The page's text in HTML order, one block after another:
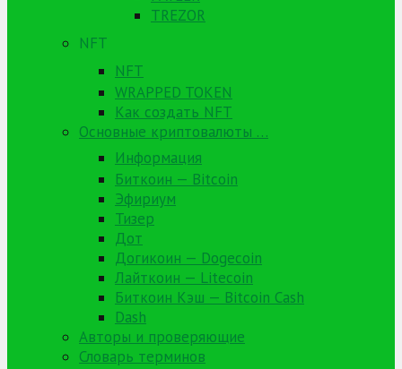
TREZOR
NFT
NFT
WRAPPED TOKEN
Как создать NFT
Основные криптовалюты …
Информация
Биткоин — Bitcoin
Эфириум
Тизер
Дот
Догикоин — Dogecoin
Лайткоин — Litecoin
Биткоин Кэш — Bitcoin Cash
Dash
Авторы и проверяющие
Словарь терминов